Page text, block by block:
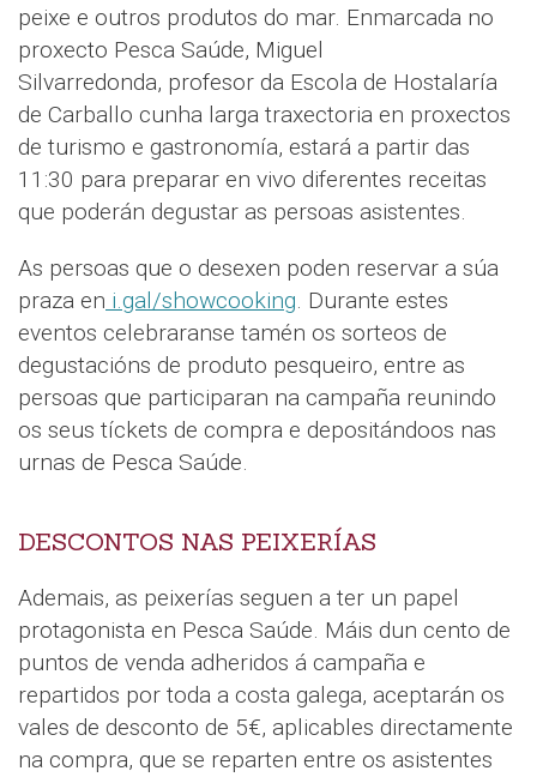
peixe e outros produtos do mar. Enmarcada no
proxecto Pesca Saúde, Miguel
Silvarredonda, profesor da Escola de Hostalaría
de Carballo cunha larga traxectoria en proxectos
de turismo e gastronomía, estará a partir das
11:30 para preparar en vivo diferentes receitas
que poderán degustar as persoas asistentes.
As persoas que o desexen poden reservar a súa
praza en i.gal/showcooking. Durante estes
eventos celebraranse tamén os sorteos de
degustacións de produto pesqueiro, entre as
persoas que participaran na campaña reunindo
os seus tíckets de compra e depositándoos nas
urnas de Pesca Saúde.
DESCONTOS NAS PEIXERÍAS
Ademais, as peixerías seguen a ter un papel
protagonista en Pesca Saúde. Máis dun cento de
puntos de venda adheridos á campaña e
repartidos por toda a costa galega, aceptarán os
vales de desconto de 5€, aplicables directamente
na compra, que se reparten entre os asistentes